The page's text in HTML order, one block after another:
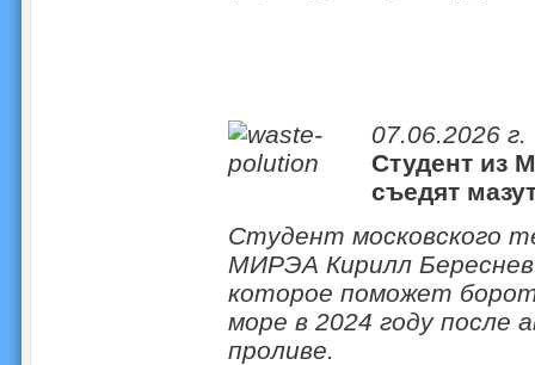
07.06.2026 г.
Студент из
съедят
Студент московского
МИРЭА Кирилл
которое поможет
море в 2024 году после
проливе.